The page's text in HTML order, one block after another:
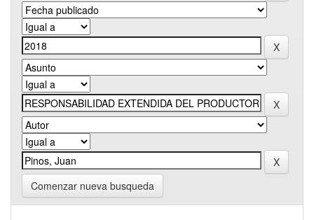
Comenzar nueva busqueda